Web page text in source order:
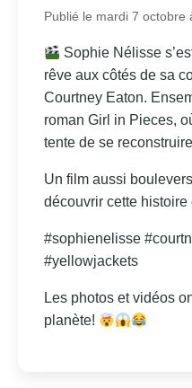
Publié le mardi 7 octobre
Sophie Nélisse
rêve aux côtés de sa
Courtney Eaton.
roman Girl in Pieces,
tente de se
Un film aussi
découvrir cette histoire
#sophienelisse
#yellowjackets
Les photos et vidéos
planète!